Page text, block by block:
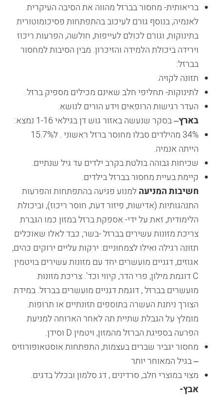
בריאותית- מחסור בברזל מהווה את הסיבה העיקרית
לאנמיה, בנוסף גורם לעיכוב בהתפתחות פסיכומוטורית
בתינוקות, וגורם לכולם לעייפות, חולשה, הפרעות ריכוז
וירידה ביכולת הלמידה והזיכרון. מבין הסיבות למחסור
בברזל:
תזונה לקויה.
לתינוקות- תחליפי חלב שאינם מכילים מספיק ברזל.
העדר רגישות הרופאים וידע הורים לנושא.
בארץ– בסקר שנעשה באזור גוש דן בגילאי 1-16 נמצא:
34% מהילדים סבלו מחוסר ברזל ראשוני . ל15.7%
הייתה אנמיה.
שכיחות גבוהה בולטת בקרב ילדים עד גיל שנתיים.
קיימת בעיית מחסור בברזל בילדים.
חשיבות המניעהלמנוע פגיעה בהתפתחות והפרעות
התנהגותיות (אדישות, פיזור דעת, חוסר ריכוז), וביכולת
הלימודית, זאת על ידי- אספקת ברזל במזון כמו הגברת
צריכת מזונות עשירים בברזל -בשר, כבד לאלו שאוכלים
תזונה רגילה ואילו לצמחוניים: ירקות עליים ירוקים כהים,
אגוזים, דגניים מועשרים יחד עם מזונות עשירים בויטמין
C דוגמת מילון, פרי הדר, קיווי וכד'. צריכת מזונות
מועשרים בברזל , דוגמת דגניים מועשרים בברזל. במידת
הצורך ניתנת העשרה בתוספים תזונתיים או תרופות.
מומלץ על הגבלת שתיית תה לאחר הארוחה למניעת
הפרעה בספיגת הברזל מהמזון, ויטמין D וסידן.
מחסור יגביר שברים בעצמות, התפתחות אוסטאופורוזיס
– בגיל המאוחר יותר
מצוי במוצרי חלב, סרדינים , דג סלמון ובכלל בדגים.
אבץ-